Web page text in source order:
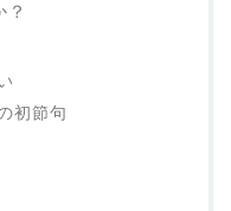
初節句